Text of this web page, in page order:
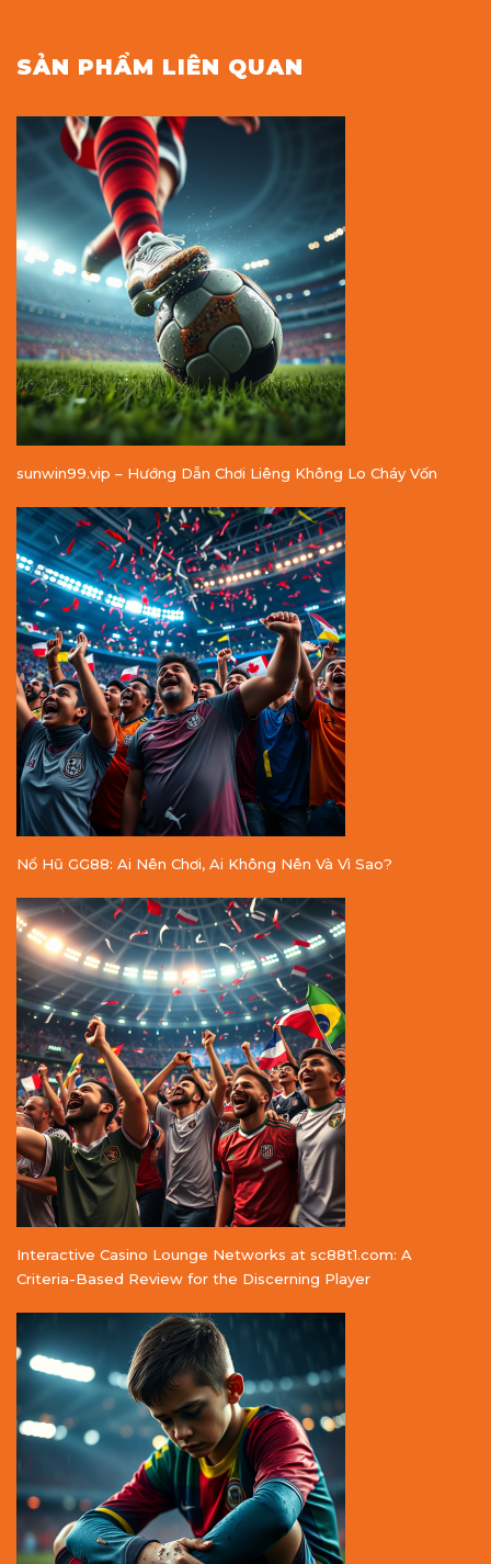
SẢN PHẨM LIÊN QUAN
sunwin99.vip – Hướng Dẫn Chơi Liêng Không Lo Cháy Vốn
Nổ Hũ GG88: Ai Nên Chơi, Ai Không Nên Và Vì Sao?
Interactive Casino Lounge Networks at sc88t1.com: A
Criteria-Based Review for the Discerning Player